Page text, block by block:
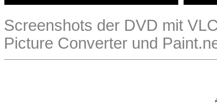
Screenshots der DVD mit
Picture Converter und